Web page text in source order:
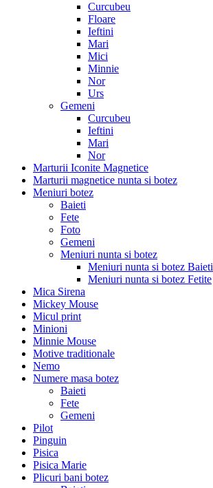
Curcubeu
Floare
Ieftini
Mari
Mici
Minnie
Nor
Urs
Gemeni
Curcubeu
Ieftini
Mari
Nor
Marturii Iconite Magnetice
Marturii magnetice nunta si botez
Meniuri botez
Baieti
Fete
Foto
Gemeni
Meniuri nunta si botez
Meniuri nunta si botez Baieti
Meniuri nunta si botez Fetite
Mica Sirena
Mickey Mouse
Micul print
Minioni
Minnie Mouse
Motive traditionale
Nemo
Numere masa botez
Baieti
Fete
Gemeni
Pilot
Pinguin
Pisica
Pisica Marie
Plicuri bani botez